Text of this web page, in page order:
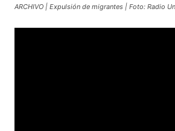
ARCHIVO | Expulsión de migrantes | Foto: Radio